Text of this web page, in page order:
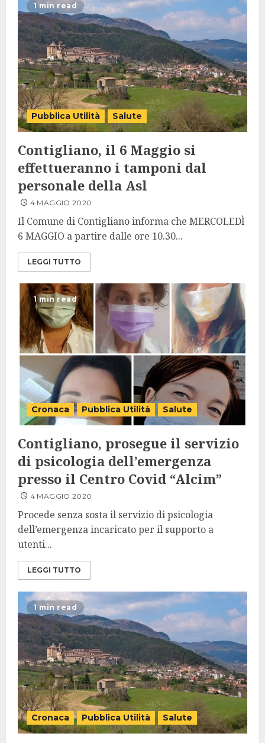
1 min read
Pubblica Utilità Salute
Contigliano, il 6 Maggio si
effettueranno i tamponi dal
personale della Asl
4 MAGGIO 2020
Il Comune di Contigliano informa che MERCOLEDÌ
6 MAGGIO a partire dalle ore 10.30...
LEGGI TUTTO
1 min read
Cronaca Pubblica Utilità Salute
Contigliano, prosegue il servizio
di psicologia dell’emergenza
presso il Centro Covid “Alcim”
4 MAGGIO 2020
Procede senza sosta il servizio di psicologia
dell’emergenza incaricato per il supporto a
utenti...
LEGGI TUTTO
1 min read
Cronaca Pubblica Utilità Salute